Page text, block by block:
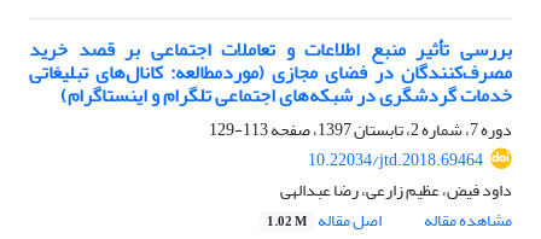
بررسی تأثیر منبع اطلاعات و تعاملات اجتماعی بر قصد خرید
مصرف‌کنندگان در فضای مجازی (موردمطالعه: کانال‌های تبلیغاتی
خدمات گردشگری در شبکه‌های اجتماعی تلگرام و اینستاگرام)
دوره 7، شماره 2، تابستان 1397، صفحه
113-129
10.22034/jtd.2018.69464
داود فیض، عظیم زارعی، رضا عبدالهی
مشاهده مقاله
اصل مقاله 1.02 M